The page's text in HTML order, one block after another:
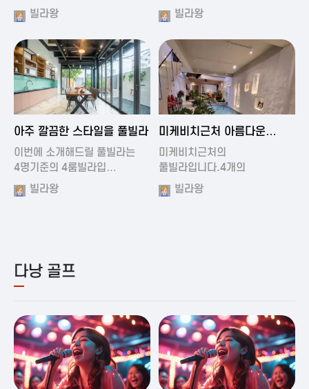
빌라왕
빌라왕
2024-11-19 01:01
아주 깔끔한 스타일을 풀빌라
이번에 소개해드릴 풀빌라는
4명기준의 4룸빌라입…
빌라왕
2024-11-16 15:32
미케비치근처 아름다운
풀빌라
미케비치근처의
풀빌라입니다.4개의
아름다운방과…
빌라왕
다낭 골프